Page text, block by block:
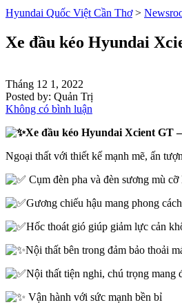
Hyundai Quốc Việt Cần Thơ>
Xe đầu kéo Hyundai
Tháng 12 1, 2022
Posted by: Quản Trị
Không có bình luận
Xe đầu kéo Hyundai Xcient GT
Ngoại thất với thiết kế mạnh mẽ, ấn
Cụm đèn pha và đèn sương mù
Gương chiếu hậu mang phong
Hốc thoát gió giúp giảm lực cản
Nội thất bên trong đảm bảo thoải
Nội thất tiện nghi, chú trọng mang
Vận hành với sức mạnh bền bỉ